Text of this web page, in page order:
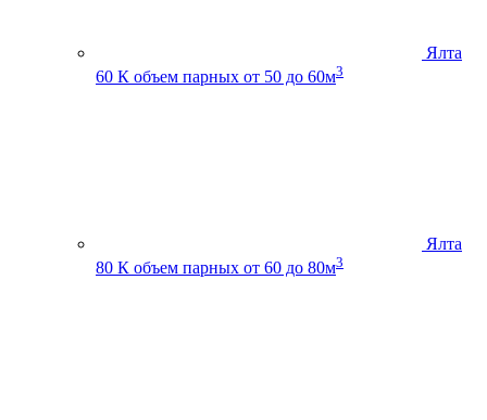
Ялта
60 К объем парных от 50 до 60м3
Ялта
80 К объем парных от 60 до 80м3